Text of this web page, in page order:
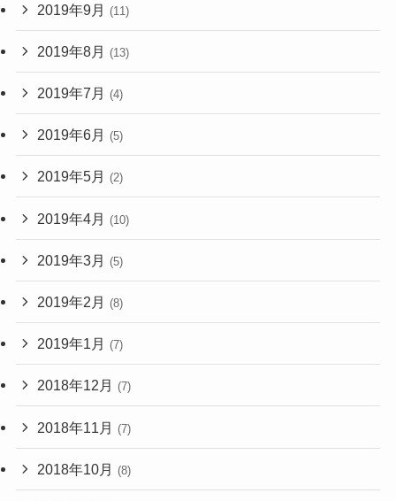
2019年9月 (11)
2019年8月 (13)
2019年7月 (4)
2019年6月 (5)
2019年5月 (2)
2019年4月 (10)
2019年3月 (5)
2019年2月 (8)
2019年1月 (7)
2018年12月 (7)
2018年11月 (7)
2018年10月 (8)